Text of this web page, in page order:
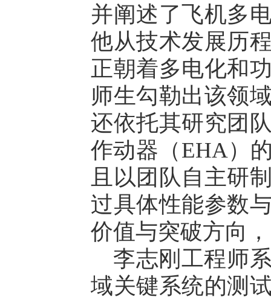
并阐述了飞机多
他从技术发展历
正朝着多电化和
师生勾勒出该领
还依托其研究团
作动器（EHA）
且以团队自主研
过具体性能参数
价值与突破方向
李志刚工程师
域关键系统的测